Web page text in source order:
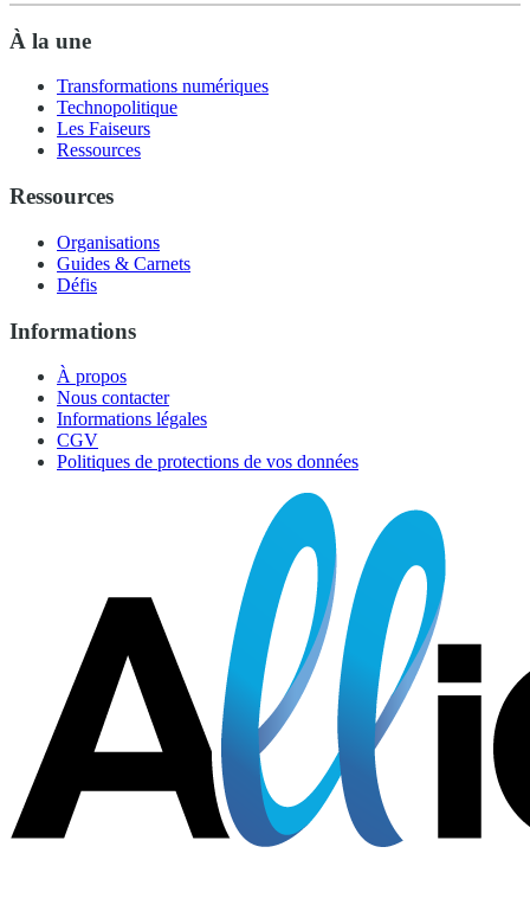
À la une
Transformations numériques
Technopolitique
Les Faiseurs
Ressources
Ressources
Organisations
Guides & Carnets
Défis
Informations
À propos
Nous contacter
Informations légales
CGV
Politiques de protections de vos données